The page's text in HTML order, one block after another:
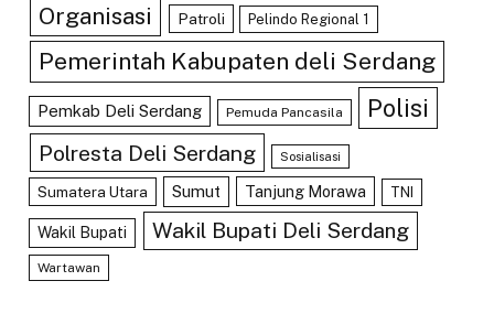
Organisasi Patroli Pelindo Regional 1
Pemerintah Kabupaten deli Serdang
Pemkab Deli Serdang Pemuda Pancasila Polisi
Polresta Deli Serdang Sosialisasi
Sumatera Utara Sumut Tanjung Morawa TNI
Wakil Bupati Wakil Bupati Deli Serdang
Wartawan